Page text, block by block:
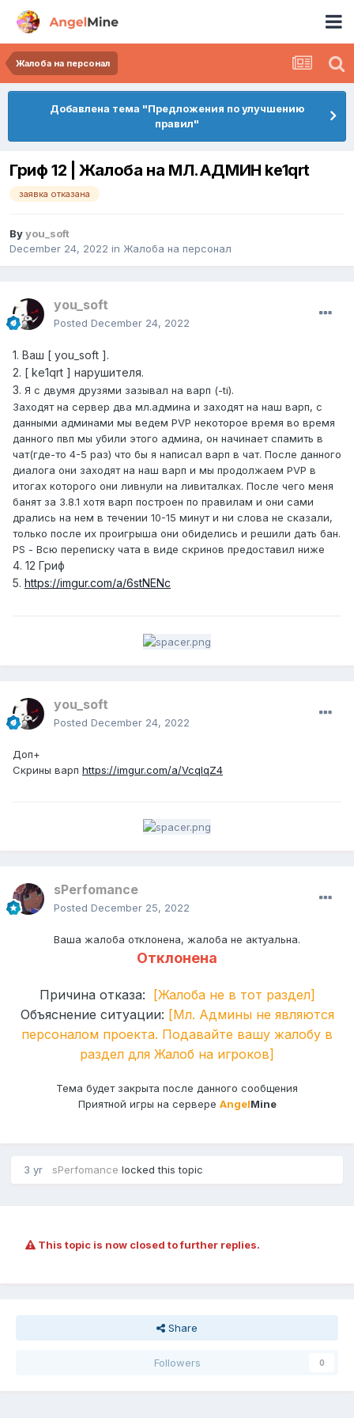
Жалоба на персонал
Добавлена тема "Предложения по улучшению
правил"
Гриф 12 | Жалоба на МЛ.АДМИН ke1qrt
заявка отказана
Byyou_soft
December 24, 2022 in Жалоба на персонал
you_soft
Posted December 24, 2022
1. Ваш [ you_soft ].
2. [ ke1qrt ] нарушителя.
3. Я с двумя друзями зазывал на варп (-ti).
Заходят на сервер два мл.админа и заходят на наш варп, с
данными админами мы ведем PVP некоторое время во время
данного пвп мы убили этого админа, он начинает спамить в
чат(где-то 4-5 раз) что бы я написал варп в чат. После данного
диалога они заходят на наш варп и мы продолжаем PVP в
итогах которого они ливнули на ливиталках. После чего меня
банят за 3.8.1 хотя варп построен по правилам и они сами
дрались на нем в течении 10-15 минут и ни слова не сказали,
только после их проигрыша они обиделись и решили дать бан.
PS - Всю переписку чата в виде скринов предоставил ниже
4. 12 Гриф
5. https://imgur.com/a/6stNENc
you_soft
Posted December 24, 2022
Доп+
Скрины варп https://imgur.com/a/VcqlqZ4
sPerfomance
Posted December 25, 2022
Ваша жалоба отклонена, жалоба не актуальна.
Отклонена
Причина отказа:
[Жалоба не в тот раздел]
Объяснение ситуации: [Мл. Админы не являются
персоналом проекта. Подавайте вашу жалобу в
раздел для Жалоб на игроков]
Тема будет закрыта после данного сообщения
Приятной игры на сервере AngelMine
3 yr sPerfomance locked this topic
This topic is now closed to further replies.
Share
Followers 0